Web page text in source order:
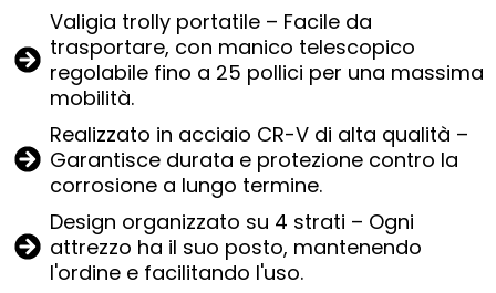
Valigia trolly portatile – Facile da
trasportare, con manico telescopico
regolabile fino a 25 pollici per una massima
mobilità.
Realizzato in acciaio CR-V di alta qualità –
Garantisce durata e protezione contro la
corrosione a lungo termine.
Design organizzato su 4 strati – Ogni
attrezzo ha il suo posto, mantenendo
l'ordine e facilitando l'uso.